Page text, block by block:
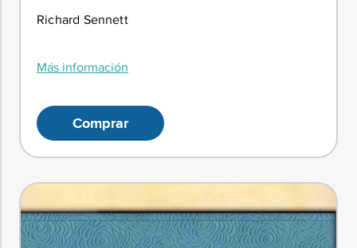
Richard Sennett
Más información
Comprar